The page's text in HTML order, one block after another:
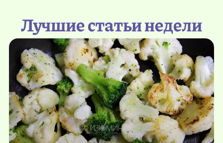
Лучшие статьи недели